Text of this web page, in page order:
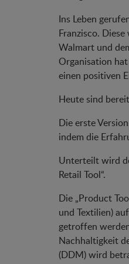
Ins Leben
Franzisco.
Walmart und
Organisation
einen positiven
Heute sind
Die erste
indem die
Unterteilt wird
Retail Tool“.
Die „Product
und Textilien)
getroffen
Nachhaltigkeit
(DDM) wird